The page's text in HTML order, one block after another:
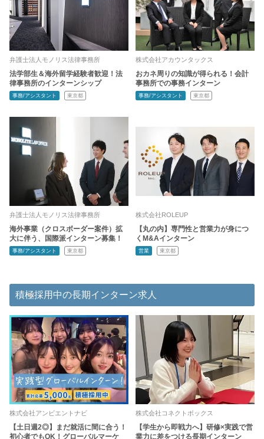
弁護士法人モノリス法律事務所
法学部生＆海外留学経験者歓迎！法
律事務所のインターンシップ
事務/アシスタント 東京都
株式会社アカウンタックス
おカネ周りの知識が得られる！会計
事務所での事務インターン
事務/アシスタント 東京都
弁護士法人モノリス法律事務所
海外事業（クロスボーダー案件）拡
大に伴う、国際派インターン募集！
事務/アシスタント 東京都
株式会社ROLEUP
【丸の内】専門性と営業力が身につ
くM&Aインターン
営業 東京都
積極採用中の長期インターン求人
株式会社アンビエントナビ
【土日週2◎】まだ就活に間に合う！
初心者でもOK！グローバルマーケ
株式会社コネクトボックス
【学生から即戦力へ】研修×実践で営
業力に差をつける長期インターン